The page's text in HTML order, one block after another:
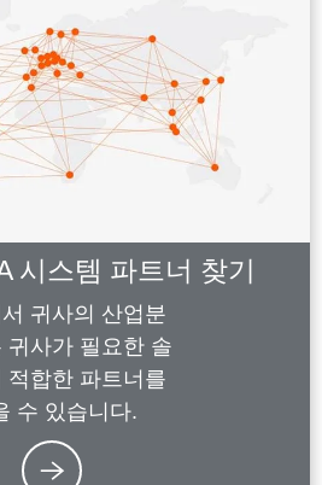
시스템 파트너 찾기
귀사의 산업분
귀사가 필요한 솔
적합한 파트너를
수 있습니다.